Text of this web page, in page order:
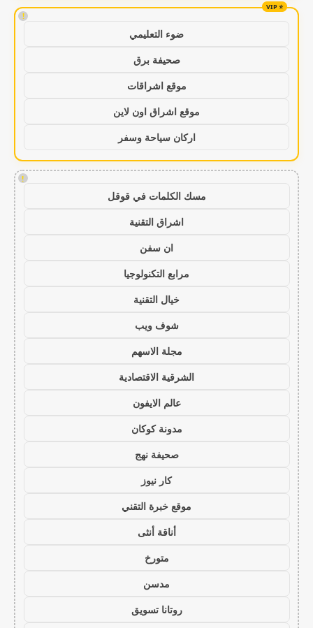
!
ضوء التعليمي
صحيفة برق
موقع اشراقات
موقع اشراق اون لاين
اركان سياحة وسفر
!
مسك الكلمات في قوقل
اشراق التقنية
ان سفن
مرابع التكنولوجيا
خيال التقنية
شوف ويب
مجلة الاسهم
الشرقية الاقتصادية
عالم الايفون
مدونة كوكان
صحيفة نهج
كار نيوز
موقع خبرة التقني
أناقة أنثى
متورخ
مدسن
روتانا تسويق